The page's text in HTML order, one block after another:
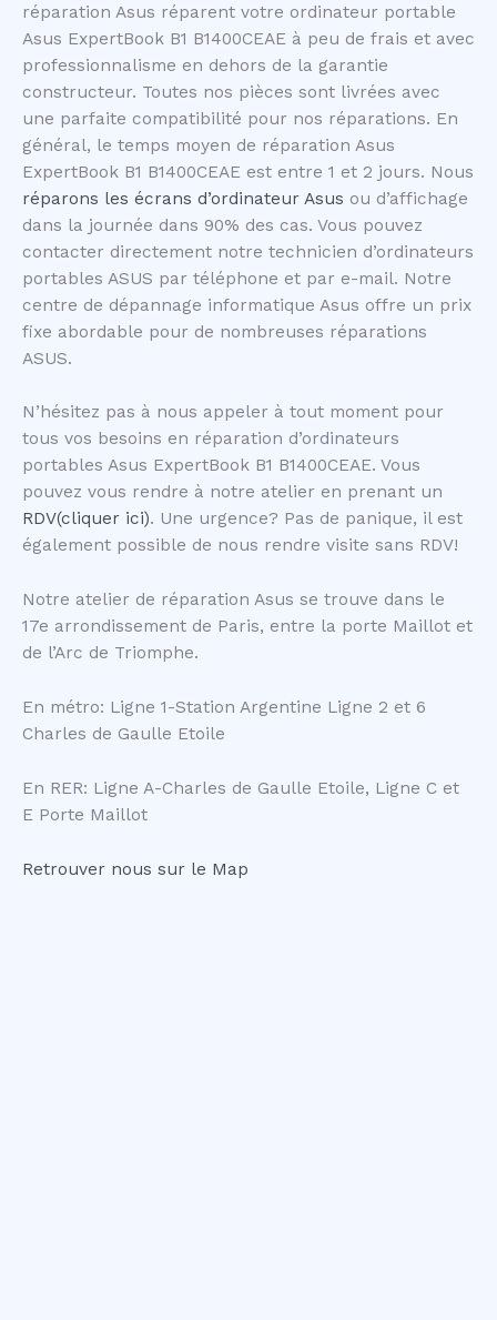
réparation Asus réparent votre ordinateur portable
Asus ExpertBook B1 B1400CEAE à peu de frais et avec
professionnalisme en dehors de la garantie
constructeur. Toutes nos pièces sont livrées avec
une parfaite compatibilité pour nos réparations. En
général, le temps moyen de réparation Asus
ExpertBook B1 B1400CEAE est entre 1 et 2 jours. Nous
réparons les écrans d’ordinateur Asus ou d’affichage
dans la journée dans 90% des cas. Vous pouvez
contacter directement notre technicien d’ordinateurs
portables ASUS par téléphone et par e-mail. Notre
centre de dépannage informatique Asus offre un prix
fixe abordable pour de nombreuses réparations
ASUS.
N’hésitez pas à nous appeler à tout moment pour
tous vos besoins en réparation d’ordinateurs
portables Asus ExpertBook B1 B1400CEAE. Vous
pouvez vous rendre à notre atelier en prenant un
RDV(cliquer ici). Une urgence? Pas de panique, il est
également possible de nous rendre visite sans RDV!
Notre atelier de réparation Asus se trouve dans le
17e arrondissement de Paris, entre la porte Maillot et
de l’Arc de Triomphe.
En métro: Ligne 1-Station Argentine Ligne 2 et 6
Charles de Gaulle Etoile
En RER: Ligne A-Charles de Gaulle Etoile, Ligne C et
E Porte Maillot
Retrouver nous sur le Map